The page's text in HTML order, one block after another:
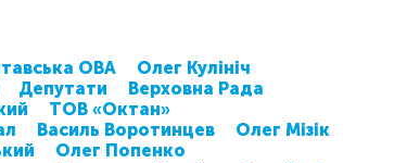
ОВА
Олег Кулініч
Депутати
Верховна Рада
ТОВ «Октан»
Василь Воротинцев
Олег Мізік
Олег Попенко